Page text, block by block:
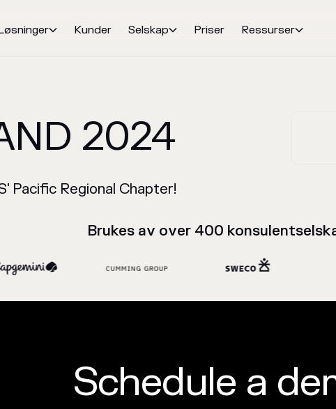
 Kunder Selskap Priser Ressurser
2024
Pacific Regional Chapter!
Brukes av over 400
Schedule a